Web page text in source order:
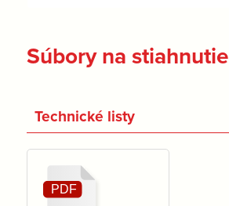
Súbory na stiahnutie
Technické listy